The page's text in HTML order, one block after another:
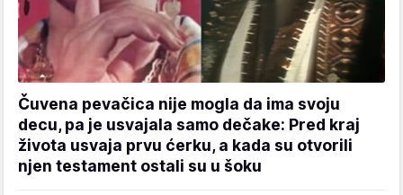
Čuvena pevačica nije mogla da ima svoju
decu, pa je usvajala samo dečake: Pred kraj
života usvaja prvu ćerku, a kada su otvorili
njen testament ostali su u šoku